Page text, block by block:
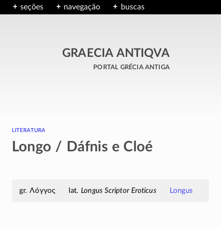
seções navegação buscas
GRAECIA ANTIQVA
portal grécia antiga
literatura
Longo / Dáfnis e Cloé
Λόγγος Longus Scriptor Eroticus Longus